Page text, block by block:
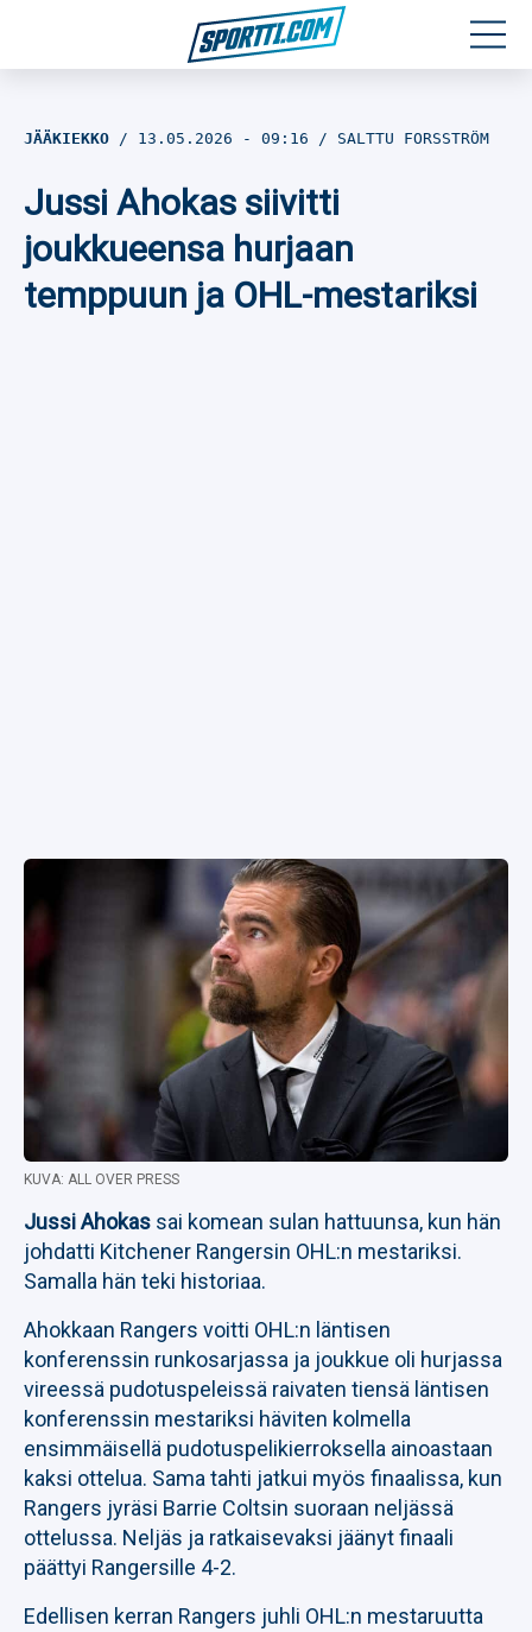
Jalkapallo
Yleisurheilu
JÄÄKIEKKO 13.05.2026 - 09:16 SALTTU FORSSTRÖM
Jussi Ahokas siivitti
joukkueensa hurjaan
temppuun ja OHL-mestariksi
KUVA: ALL OVER PRESS
Jussi Ahokas sai komean sulan hattuunsa, kun hän
johdatti Kitchener Rangersin OHL:n mestariksi.
Samalla hän teki historiaa.
Ahokkaan Rangers voitti OHL:n läntisen
konferenssin runkosarjassa ja joukkue oli hurjassa
vireessä pudotuspeleissä raivaten tiensä läntisen
konferenssin mestariksi häviten kolmella
ensimmäisellä pudotuspelikierroksella ainoastaan
kaksi ottelua. Sama tahti jatkui myös finaalissa, kun
Rangers jyräsi Barrie Coltsin suoraan neljässä
ottelussa. Neljäs ja ratkaisevaksi jäänyt finaali
päättyi Rangersille 4-2.
Edellisen kerran Rangers juhli OHL:n mestaruutta